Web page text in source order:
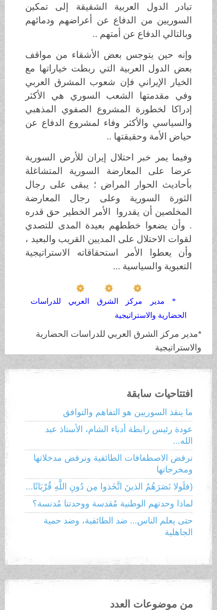
تبادر الدول العربية الشقيقة إلى تمكين
السوريين من الدفاع عن أعراضهم ودمائهم
وبالتالي الدفاع عن أمتهم ..
وإنه حين يتوجس بعض الأشقاء من مواقف
بعض الدول العربية التي ربطت خياراتها مع
الخيار الإيراني فإن شعوب المشرق العربي
وفي مقدمتها الشعب السوري هي الأكثر
إدراكا لخطورة المشروع الصفوي المذهبي
والسياسي والأكثر وفاء لمشروع الدفاع عن
حياض الأمة وحقيقتها ..
وفيما يمر خبر احتلال إيران للأرض السورية
عرضا على المعارضة السورية المتشاغلة
بأحاديث الحوار المراض ؛ يبقى على رجال
الثورة السورية وعلى رجال المعارضة
المخلصين أن يقدروا الأمر الخطير حق قدره
. وأن يضعوا خططهم بعيدة المدى للتصدي
لقوات الاحتلال على المديين القريب والبعيد ،
وأن يعطوا الأمر استحقاقاته الاستراتيجية
التعبوية والسياسية ...
* مدير مركز الشرق العربي للدراسات
الحضارية والاستراتيجية
*مدير مركز الشرق العربي للدراسات الحضارية
والاستراتيجية
افتتاحيات سابقة
ما ينقذ السوريين هو التفاهم والتوافق
عودة رئيس رابطة أدباء الشام، الأستاذ عبد
الله...
نرفض الاصطفافات الطائفية ونرفض مدخلاتها
ومخرجاتها
(فلَولا نَصَرَهُمُ الذينَ اتَّخَذوا مِن دُونِ اللَّهِ قُرْبَانًا...
لماذا وحدتهم الوطنية مُقدسة ووحدتنا مُدنسة؟
حتى يعلم الناس... ضد الطائفية، وضد حمية
الجاهلية
من موضوعات العدد